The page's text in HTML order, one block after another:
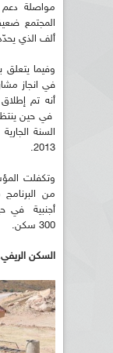
مواصلة دعم
ألف الذي
وفيما يتعلق
في انجاز
2013.
أجنبية في
300 سكن.
السكن